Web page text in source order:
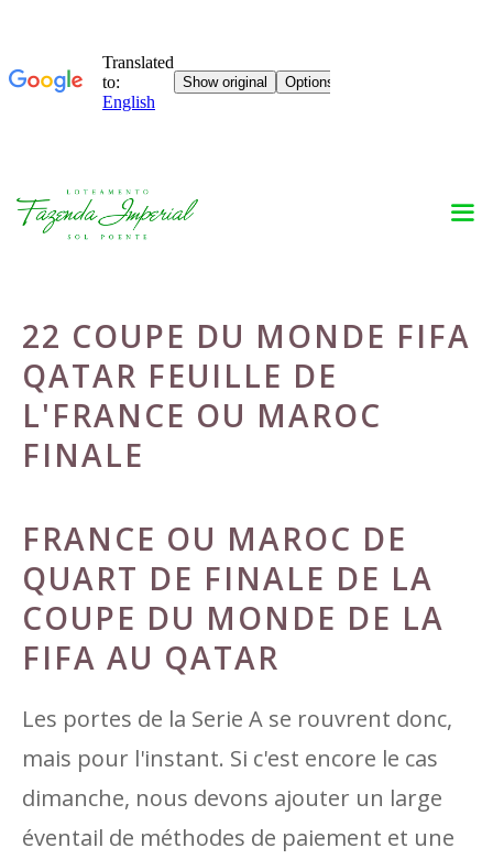
Skip
22 COUPE DU MONDE FIFA
QATAR FEUILLE DE
L'FRANCE OU MAROC
FINALE
FRANCE OU MAROC DE
QUART DE FINALE DE LA
COUPE DU MONDE DE LA
FIFA AU QATAR
Les portes de la Serie A se rouvrent donc,
mais pour l'instant. Si c'est encore le cas
dimanche, nous devons ajouter un large
éventail de méthodes de paiement et une